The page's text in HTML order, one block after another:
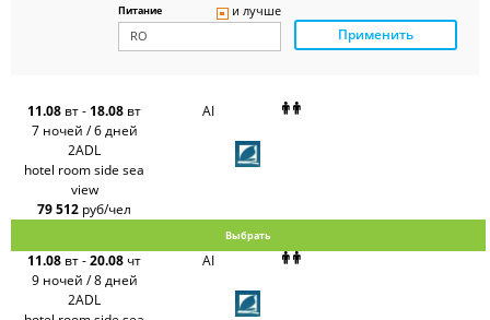
Alean
Sunmar
PlanTravel
FUN&SUN
ex TUI
Крымская
Волна
LOTI
Express
Интурист
Travelata
Питание и лучше
Применить
11.08 вт- 18.08 вт
7 ночей / 6 дней
AI
2ADL
hotel room side sea
view
79 512 руб/чел
Выбрать
11.08 вт-20.08 чт
9 ночей / 8 дней
AI
2ADL